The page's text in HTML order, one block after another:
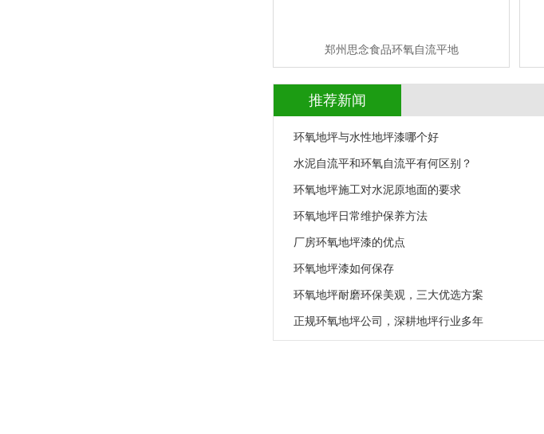
郑州思念食品环氧自流平地
推荐新闻
环氧地坪与水性地坪漆哪个好
水泥自流平和环氧自流平有何区别？
环氧地坪施工对水泥原地面的要求
环氧地坪日常维护保养方法
厂房环氧地坪漆的优点
环氧地坪漆如何保存
环氧地坪耐磨环保美观，三大优选方案
正规环氧地坪公司，深耕地坪行业多年